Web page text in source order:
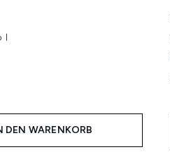
l
DEN WARENKORB